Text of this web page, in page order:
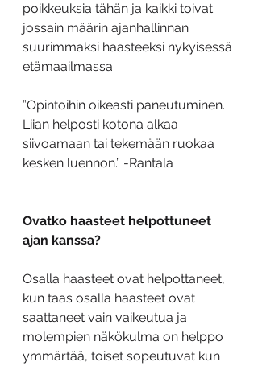
poikkeuksia tähän ja kaikki toivat
jossain määrin ajanhallinnan
suurimmaksi haasteeksi nykyisessä
etämaailmassa.
”Opintoihin oikeasti paneutuminen.
Liian helposti kotona alkaa
siivoamaan tai tekemään ruokaa
kesken luennon.” -Rantala
Ovatko haasteet helpottuneet
ajan kanssa?
Osalla haasteet ovat helpottaneet,
kun taas osalla haasteet ovat
saattaneet vain vaikeutua ja
molempien näkökulma on helppo
ymmärtää, toiset sopeutuvat kun